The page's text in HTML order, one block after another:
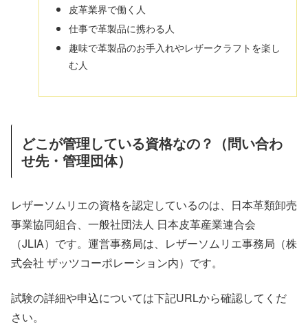
皮革業界で働く人
仕事で革製品に携わる人
趣味で革製品のお手入れやレザークラフトを楽し
む人
どこが管理している資格なの？（問い合わ
せ先・管理団体）
レザーソムリエの資格を認定しているのは、日本革類卸売
事業協同組合、一般社団法人 日本皮革産業連合会
（JLIA）です。運営事務局は、レザーソムリエ事務局（株
式会社 ザッツコーポレーション内）です。
試験の詳細や申込については下記URLから確認してくだ
さい。